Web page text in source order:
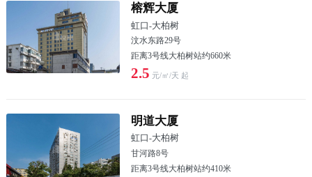
榕辉大厦
虹口-大柏树
汶水东路29号
距离3号线大柏树站约660米
2.5 元/㎡/天 起
明道大厦
虹口-大柏树
甘河路8号
距离3号线大柏树站约410米